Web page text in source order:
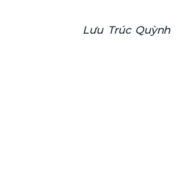
Lưu Trúc Quỳnh